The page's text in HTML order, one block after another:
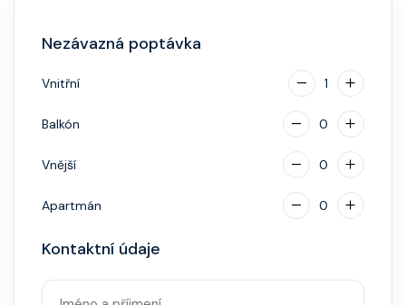
napojenou na vaši kreditní kartu nebo přes složenou
hotovostní zálohu.
Nezávazná poptávka
Vnitřní 1
Balkón 0
Vnější 0
Apartmán 0
Kontaktní údaje